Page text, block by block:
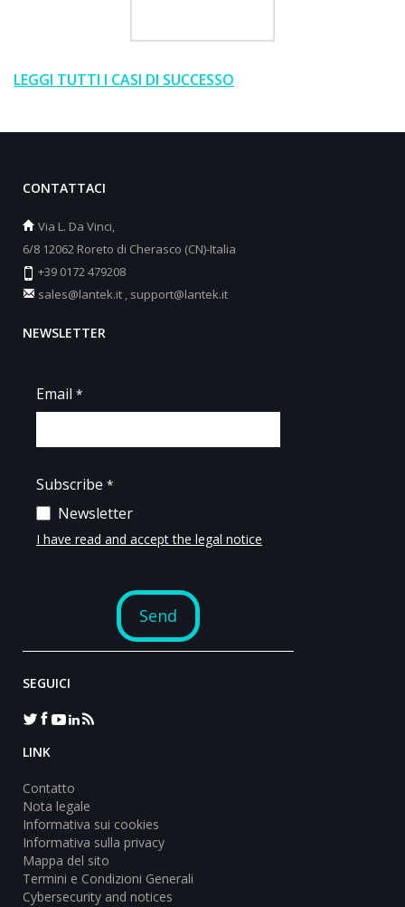
LEGGI TUTTI I CASI DI SUCCESSO
CONTATTACI
Via L. Da Vinci,
6/8 12062 Roreto di Cherasco (CN)-Italia
+39 0172 479208
sales@lantek.it , support@lantek.it
NEWSLETTER
SEGUICI
LINK
Contatto
Nota legale
Informativa sui cookies
Informativa sulla privacy
Mappa del sito
Termini e Condizioni Generali
Cybersecurity and notices